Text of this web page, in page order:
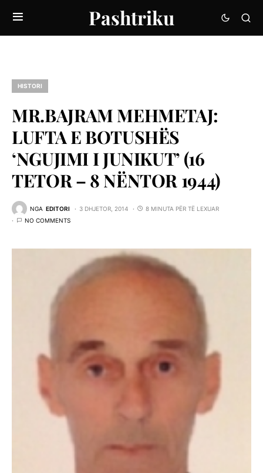
Pashtriku
HISTORI
MR.BAJRAM MEHMETAJ:
LUFTA E BOTUSHËS
‘NGUJIMI I JUNIKUT’ (16
TETOR – 8 NËNTOR 1944)
NGA EDITORI 3 DHJETOR, 2014
8 MINUTA PËR TË LEXUAR
NO COMMENTS